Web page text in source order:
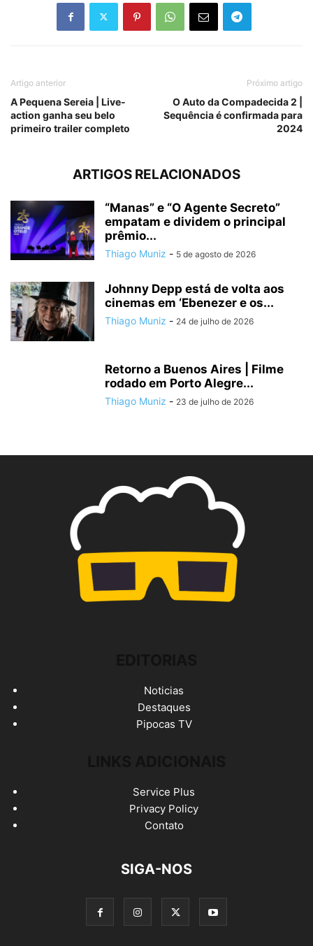
Artigo anterior
A Pequena Sereia | Live-
action ganha seu belo
primeiro trailer completo
Próximo artigo
O Auto da Compadecida 2 |
Sequência é confirmada para
2024
ARTIGOS RELACIONADOS
“Manas” e “O Agente Secreto”
empatam e dividem o principal
prêmio...
Thiago Muniz - 5 de agosto de 2026
Johnny Depp está de volta aos
cinemas em ‘Ebenezer e os...
Thiago Muniz - 24 de julho de 2026
Retorno a Buenos Aires | Filme
rodado em Porto Alegre...
Thiago Muniz - 23 de julho de 2026
Noticias
Destaques
Pipocas TV
Service Plus
Privacy Policy
Contato
SIGA-NOS